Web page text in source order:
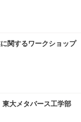
関するワークショップ
大メタバース工学部